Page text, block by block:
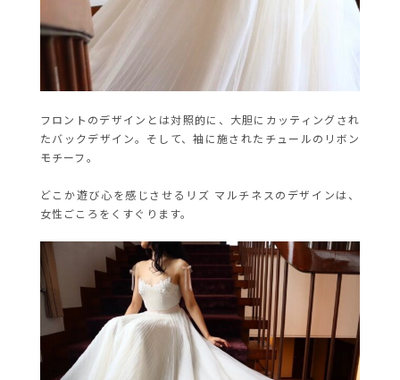
フロントのデザインとは対照的に、大胆にカッティングされ
たバックデザイン。そして、袖に施されたチュールのリボン
モチーフ。
どこか遊び心を感じさせるリズ マルチネスのデザインは、
女性ごころをくすぐります。